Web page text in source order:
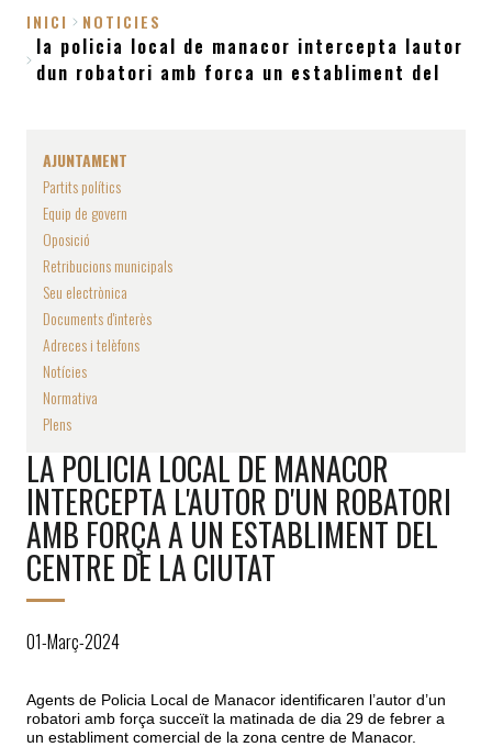
Fil
d'Ariadna
INICI NOTICIES
la policia local de manacor intercepta lautor
dun robatori amb forca un establiment del
AJUNTAMENT
Partits polítics
Equip de govern
Oposició
Retribucions municipals
Seu electrònica
Documents d'interès
Adreces i telèfons
Notícies
Normativa
Plens
LA POLICIA LOCAL DE MANACOR
INTERCEPTA L'AUTOR D'UN ROBATORI
AMB FORÇA A UN ESTABLIMENT DEL
CENTRE DE LA CIUTAT
01-Març-2024
Agents de Policia Local de Manacor identificaren l’autor d’un
robatori amb força succeït la matinada de dia 29 de febrer a
un establiment comercial de la zona centre de Manacor.